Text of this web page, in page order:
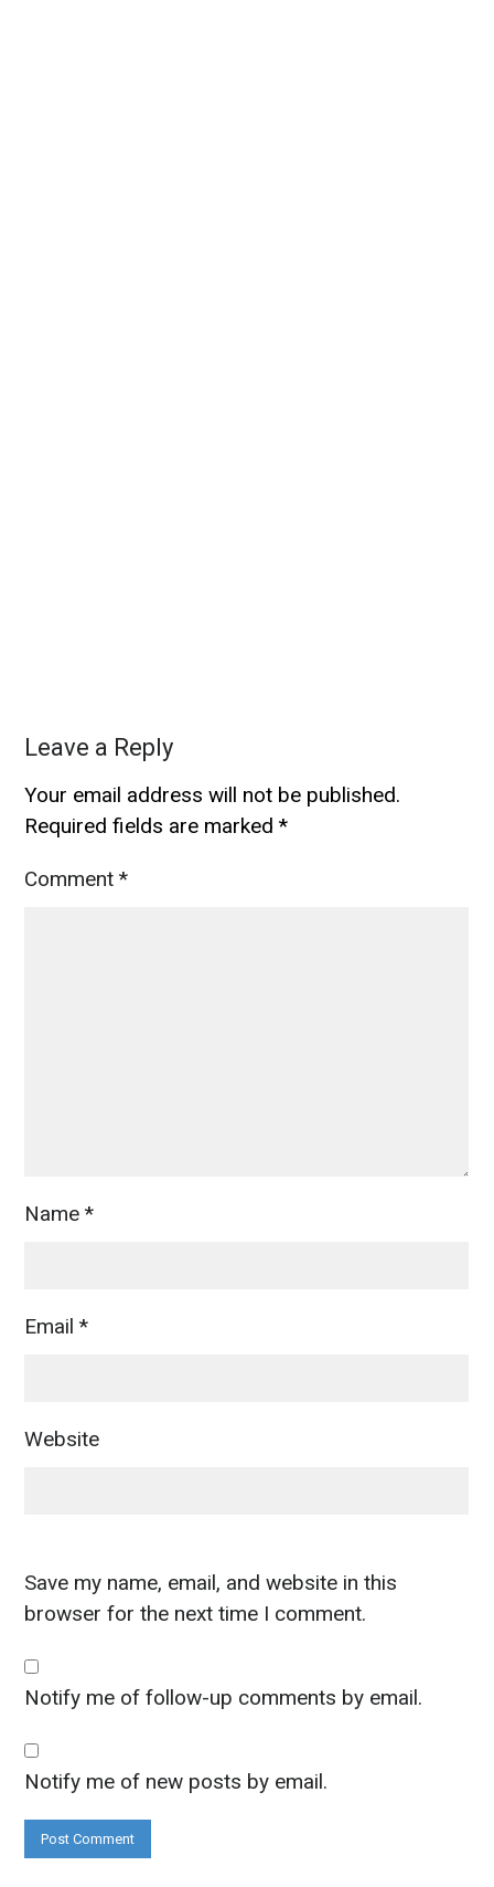
Leave a Reply
Your email address will not be published.
Required fields are marked*
Comment*
Name*
Email*
Website
Save my name, email, and website in this
browser for the next time I comment.
Notify me of follow-up comments by email.
Notify me of new posts by email.